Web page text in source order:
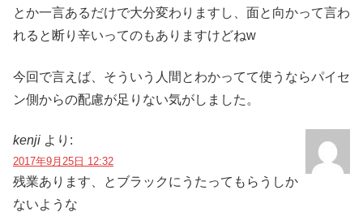
とか一言あるだけで大分変わりますし、面と向かって言わ
れると断り辛いってのもありますけどねw
今回で言えば、そういう人間とわかってて使うならパイセ
ン側からの配慮が足りない気がしました。
kenji より:
2017年9月25日 12:32
残業あります、とブラックにうたってもらうしか
ないような